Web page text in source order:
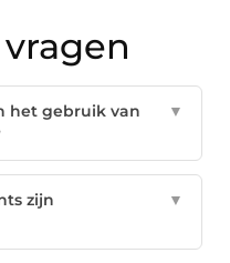
het gebruik van
▼
zijn
▼